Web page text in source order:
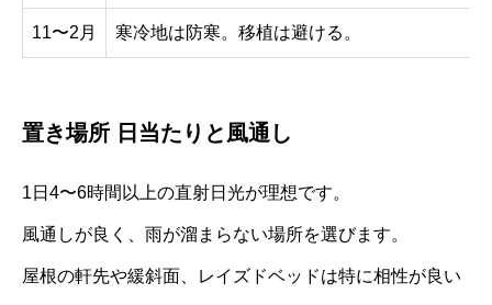
11〜2月 寒冷地は防寒。移植は避ける。
置き場所 日当たりと風通し
1日4〜6時間以上の直射日光が理想です。
風通しが良く、雨が溜まらない場所を選びます。
屋根の軒先や緩斜面、レイズドベッドは特に相性が良い